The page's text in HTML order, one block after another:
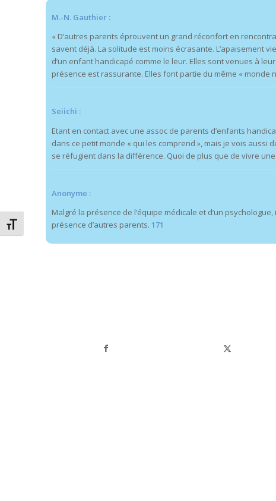
Changer la taille de la police
M.-N. Gauthier :
« D’autres parents éprouvent un grand réconfort en
savent déjà. La solitude est moins écrasante. L’apaisement
d’un enfant handicapé comme le leur. Elles sont venues à
présence est rassurante. Elles font partie du même « monde
Seiichi :
Etant en contact avec une assoc de parents d’enfants
dans ce petit monde « qui les comprend », mais je vois
se réfugient dans la différence. Quoi de plus que de vivre
Anonyme :
Malgré la présence de l’équipe médicale et d’un
présence d’autres parents. 171